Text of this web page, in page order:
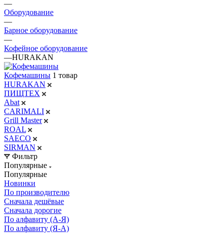
—
Оборудование
—
Барное оборудование
—
Кофейное оборудование
—HURAKAN
Кофемашины 1 товар
HURAKAN
ПИЩТЕХ
Abat
CARIMALI
Grill Master
ROAL
SAECO
SIRMAN
Фильтр
Популярные
Популярные
Новинки
По производителю
Сначала дешёвые
Сначала дорогие
По алфавиту (А-Я)
По алфавиту (Я-А)